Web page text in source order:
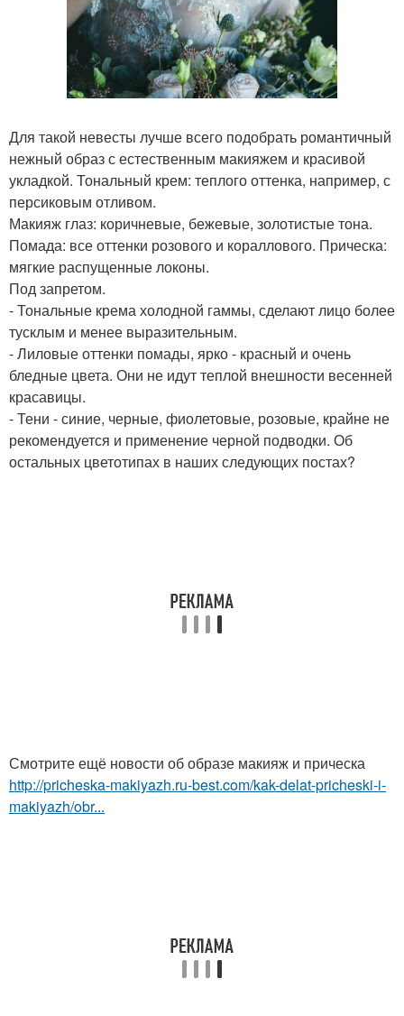
Для такой невесты лучше всего подобрать романтичный
нежный образ с естественным макияжем и красивой
укладкой. Тональный крем: теплого оттенка, например, с
персиковым отливом.
Макияж глаз: коричневые, бежевые, золотистые тона.
Помада: все оттенки розового и кораллового. Прическа:
мягкие распущенные локоны.
Под запретом.
- Тональные крема холодной гаммы, сделают лицо более
тусклым и менее выразительным.
- Лиловые оттенки помады, ярко - красный и очень
бледные цвета. Они не идут теплой внешности весенней
красавицы.
- Тени - синие, черные, фиолетовые, розовые, крайне не
рекомендуется и применение черной подводки. Об
остальных цветотипах в наших следующих постах?
Смотрите ещё новости об образе макияж и прическа
http://pricheska-makiyazh.ru-best.com/kak-delat-pricheski-i-
makiyazh/obr...